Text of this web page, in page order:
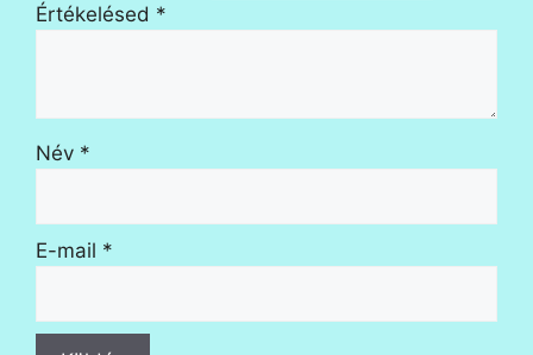
Értékelésed *
Név *
E-mail *